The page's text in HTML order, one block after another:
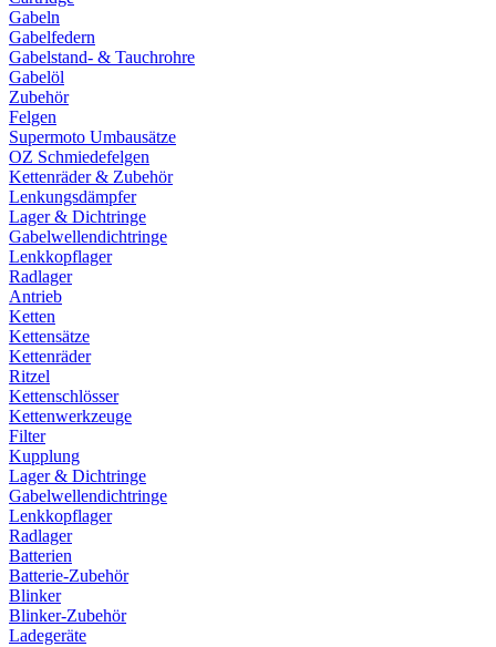
Gabeln
Gabelfedern
Gabelstand- & Tauchrohre
Gabelöl
Zubehör
Felgen
Supermoto Umbausätze
OZ Schmiedefelgen
Kettenräder & Zubehör
Lenkungsdämpfer
Lager & Dichtringe
Gabelwellendichtringe
Lenkkopflager
Radlager
Antrieb
Ketten
Kettensätze
Kettenräder
Ritzel
Kettenschlösser
Kettenwerkzeuge
Filter
Kupplung
Lager & Dichtringe
Gabelwellendichtringe
Lenkkopflager
Radlager
Batterien
Batterie-Zubehör
Blinker
Blinker-Zubehör
Ladegeräte